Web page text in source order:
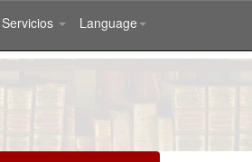
Language
Servicios